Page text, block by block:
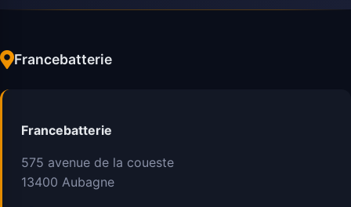
Francebatterie
Francebatterie
575 avenue de la coueste
13400 Aubagne